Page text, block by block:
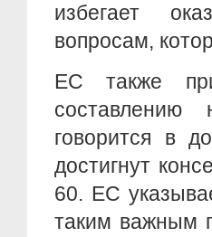
избегает
вопросам,
ЕС также
составлению
говорится в
достигнут
60. ЕС
таким важным